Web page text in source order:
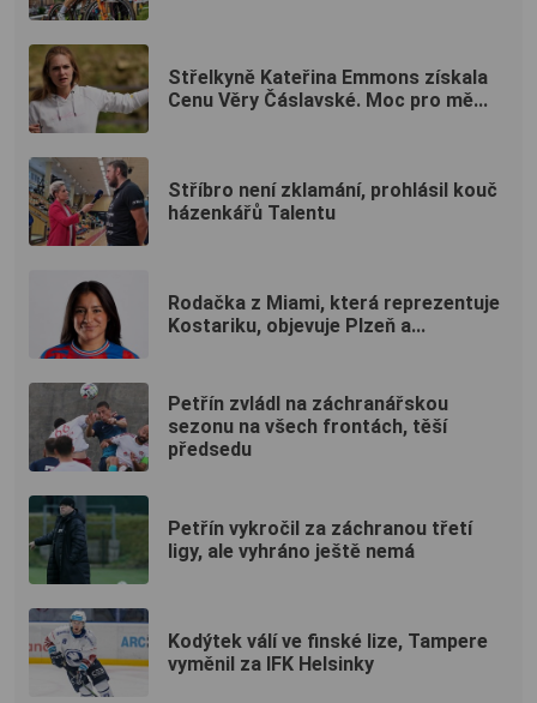
Střelkyně Kateřina Emmons získala
Cenu Věry Čáslavské. Moc pro mě...
Stříbro není zklamání, prohlásil kouč
házenkářů Talentu
Rodačka z Miami, která reprezentuje
Kostariku, objevuje Plzeň a...
Petřín zvládl na záchranářskou
sezonu na všech frontách, těší
předsedu
Petřín vykročil za záchranou třetí
ligy, ale vyhráno ještě nemá
Kodýtek válí ve finské lize, Tampere
vyměnil za IFK Helsinky